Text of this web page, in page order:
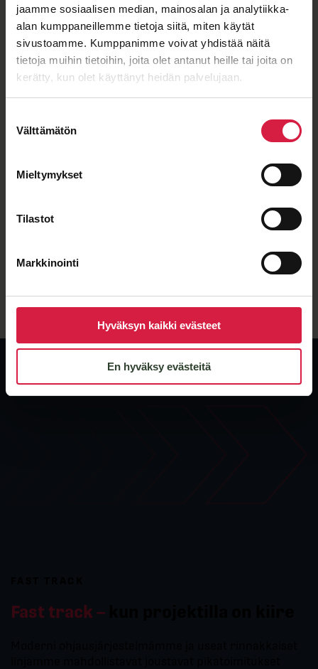
jaamme sosiaalisen median, mainosalan ja analytiikka-
alan kumppaneillemme tietoja siitä, miten käytät
sivustoamme. Kumppanimme voivat yhdistää näitä
tietoja muihin tietoihin, joita olet antanut heille tai joita on
kerätty, kun olet käyttänyt heidän palvelujaan.
valinta
Välttämätön
Mieltymykset
Tilastot
Markkinointi
Hyväksyn kaikki evästeet
En hyväksy evästeitä
Hyvä hinta-laatu
Pitkäaikainen yhteistyö
eurooppalaiselta valmistajalta
Fast track –